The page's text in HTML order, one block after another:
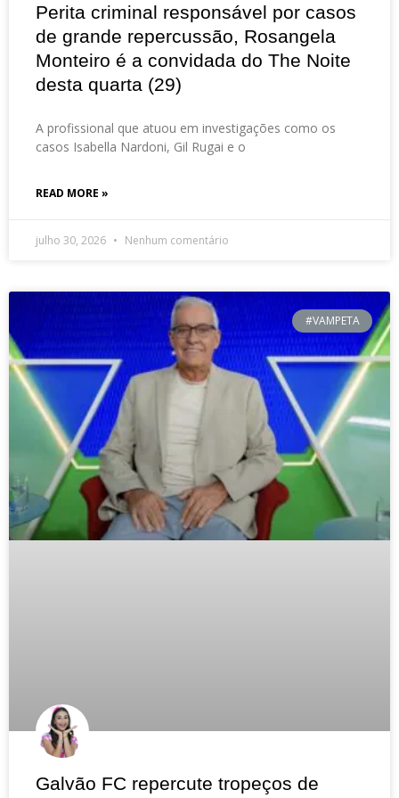
Perita criminal responsável por casos
de grande repercussão, Rosangela
Monteiro é a convidada do The Noite
desta quarta (29)
A profissional que atuou em investigações como os
casos Isabella Nardoni, Gil Rugai e o
READ MORE »
julho 30, 2026 Nenhum comentário
#VAMPETA
Galvão FC repercute tropeços de